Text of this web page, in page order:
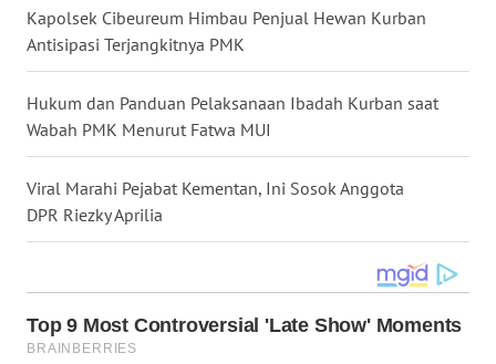
Kapolsek Cibeureum Himbau Penjual Hewan Kurban
Antisipasi Terjangkitnya PMK
Hukum dan Panduan Pelaksanaan Ibadah Kurban saat
Wabah PMK Menurut Fatwa MUI
Viral Marahi Pejabat Kementan, Ini Sosok Anggota
DPR Riezky Aprilia
WN
NUSANTARA
WN
JOGJA
WN
WN
BALI